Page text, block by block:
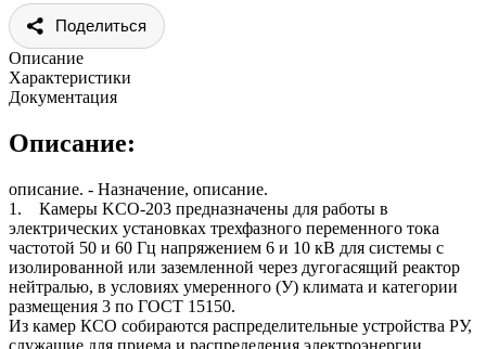
Поделиться
Описание
Характеристики
Документация
Описание:
описание. - Назначение, описание.
1. Камеры KCО-203 предназначены для работы в
электрических установках трехфазного переменного тока
частотой 50 и 60 Гц напряжением 6 и 10 кВ для системы с
изолированной или заземленной через дугогасящий реактор
нейтралью, в условиях умеренного (У) климата и категории
размещения 3 по ГОСТ 15150.
Из камер КСО собираются распределительные устройства РУ,
служащие для приема и распределения электроэнергии.